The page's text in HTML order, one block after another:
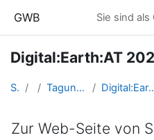
GWB Sie sind
Digital:Earth:AT
Startseite Kurse Tagungen, Events und Arbeitsgemeinschaften GW Digital:Earth:AT - Fortbildungen zu
Zur Web-Seite von